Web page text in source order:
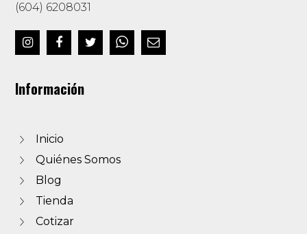
(604) 6208031
Información
Inicio
Quiénes Somos
Blog
Tienda
Cotizar